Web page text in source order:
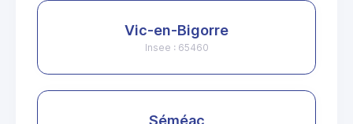
Vic-en-Bigorre
Insee : 65460